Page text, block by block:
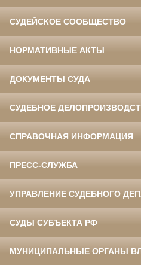
СУДЕЙСКОЕ СООБЩЕСТВО
НОРМАТИВНЫЕ АКТЫ
ДОКУМЕНТЫ СУДА
СУДЕБНОЕ
СПРАВОЧНАЯ ИНФОРМАЦИЯ
ПРЕСС-СЛУЖБА
УПРАВЛЕНИЕ СУДЕБНОГО
СУДЫ СУБЪЕКТА РФ
МУНИЦИПАЛЬНЫЕ ОРГАНЫ